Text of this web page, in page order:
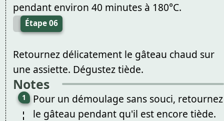
pendant environ 40 minutes à 180°C.
Étape 06
Retournez délicatement le gâteau chaud sur
une assiette. Dégustez tiède.
Notes
Pour un démoulage sans souci, retournez
le gâteau pendant qu'il est encore tiède.